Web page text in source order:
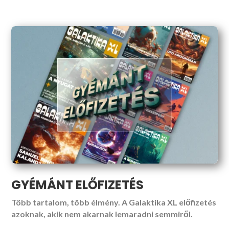
GYÉMÁNT ELŐFIZETÉS
Több tartalom, több élmény. A Galaktika XL előfizetés
azoknak, akik nem akarnak lemaradni semmiről.